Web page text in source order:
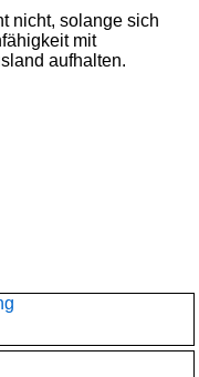
nicht, solange sich
mit
aufhalten.